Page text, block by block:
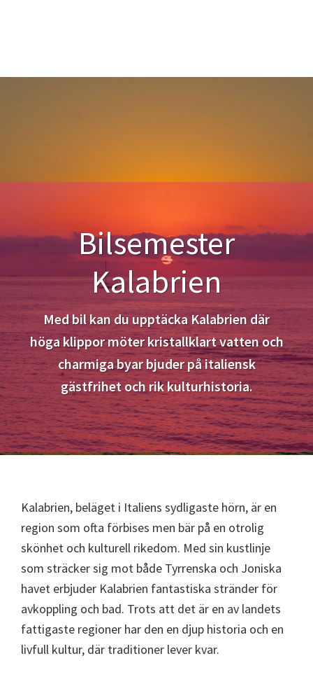
Bilsemester
Kalabrien
Med bil kan du upptäcka Kalabrien där
höga klippor möter kristallklart vatten och
charmiga byar bjuder på italiensk
gästfrihet och rik kulturhistoria.
Kalabrien, beläget i Italiens sydligaste hörn, är en
region som ofta förbises men bär på en otrolig
skönhet och kulturell rikedom. Med sin kustlinje
som sträcker sig mot både Tyrrenska och Joniska
havet erbjuder Kalabrien fantastiska stränder för
avkoppling och bad. Trots att det är en av landets
fattigaste regioner har den en djup historia och en
livfull kultur, där traditioner lever kvar.